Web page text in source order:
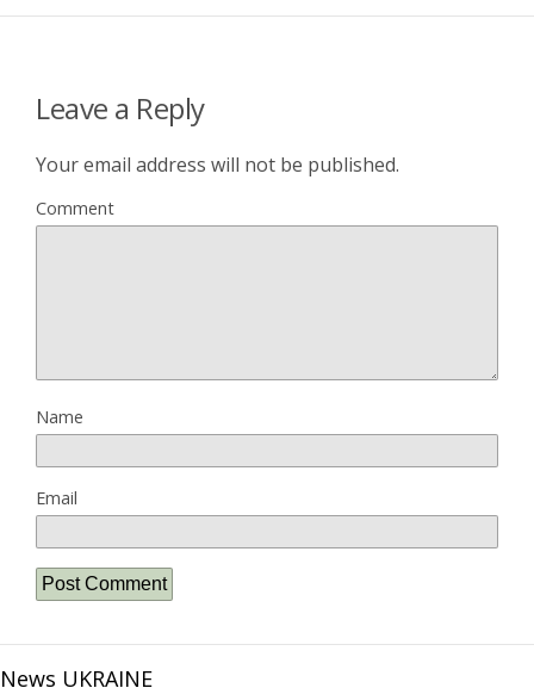
Leave a Reply
Your email address will not be published.
Comment
Name
Email
News UKRAINE